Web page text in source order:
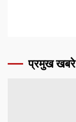
प्रमुख खबरे